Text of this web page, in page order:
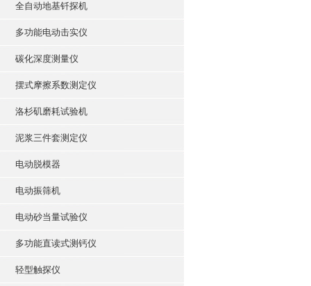
全自动地基钎探机
多功能电动击实仪
碳化深度测量仪
摆式摩擦系数测定仪
洛杉矶磨耗试验机
泥浆三件套测定仪
电动脱模器
电动振筛机
电动砂当量试验仪
多功能直读式测钙仪
轻型触探仪